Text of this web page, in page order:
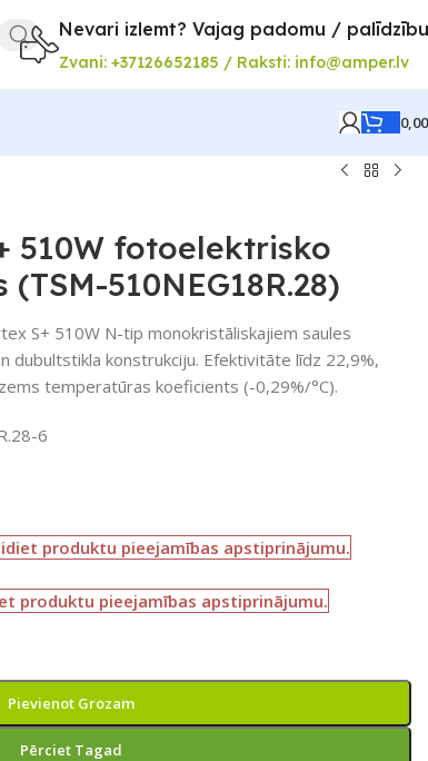
Nevari izlemt? Vajag padomu /
Zvani: +37126652185 / Raksti: info@amper.lv
510W fotoelektrisko
510NEG18R.28)
S+ 510W N-tip monokristāliskajiem saules
dubultstikla konstrukciju. Efektivitāte līdz 22,9%,
temperatūras koeficients (-0,29%/°C).
6
produktu pieejamības apstiprinājumu.
produktu pieejamības apstiprinājumu.
Pievienot Grozam
Pērciet Tagad